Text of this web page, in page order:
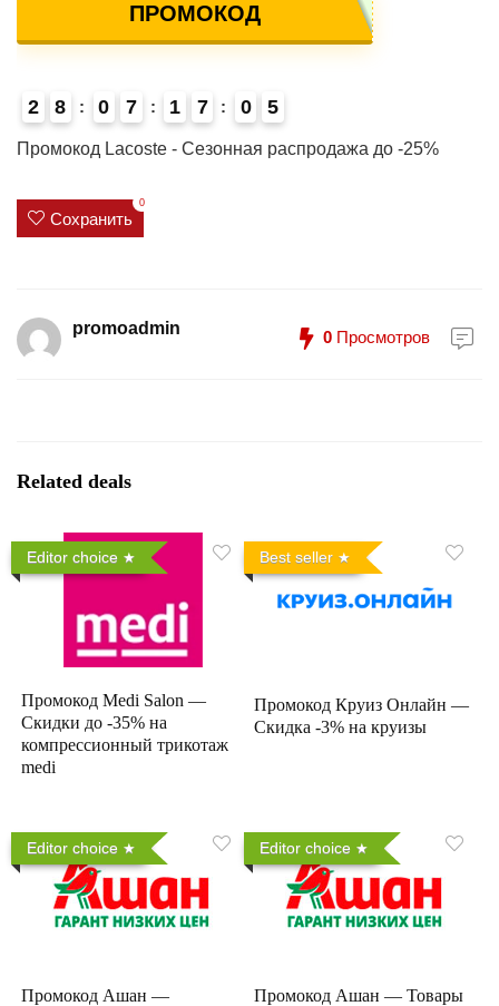
ПРОМОКОД
2
3
8 0 7 1 7 0 4
5
Промокод Lacoste - Сезонная распродажа до -25%
Сохранить
0
promoadmin 0 Просмотров
Related deals
Editor choice
Промокод Medi Salon —
Скидки до -35% на
компрессионный трикотаж
medi
Best seller
Промокод Круиз Онлайн —
Скидка -3% на круизы
Editor choice
Промокод Ашан —
Editor choice
Промокод Ашан — Товары